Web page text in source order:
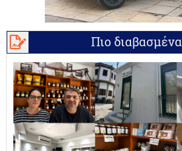
Πιο διαβασμένα